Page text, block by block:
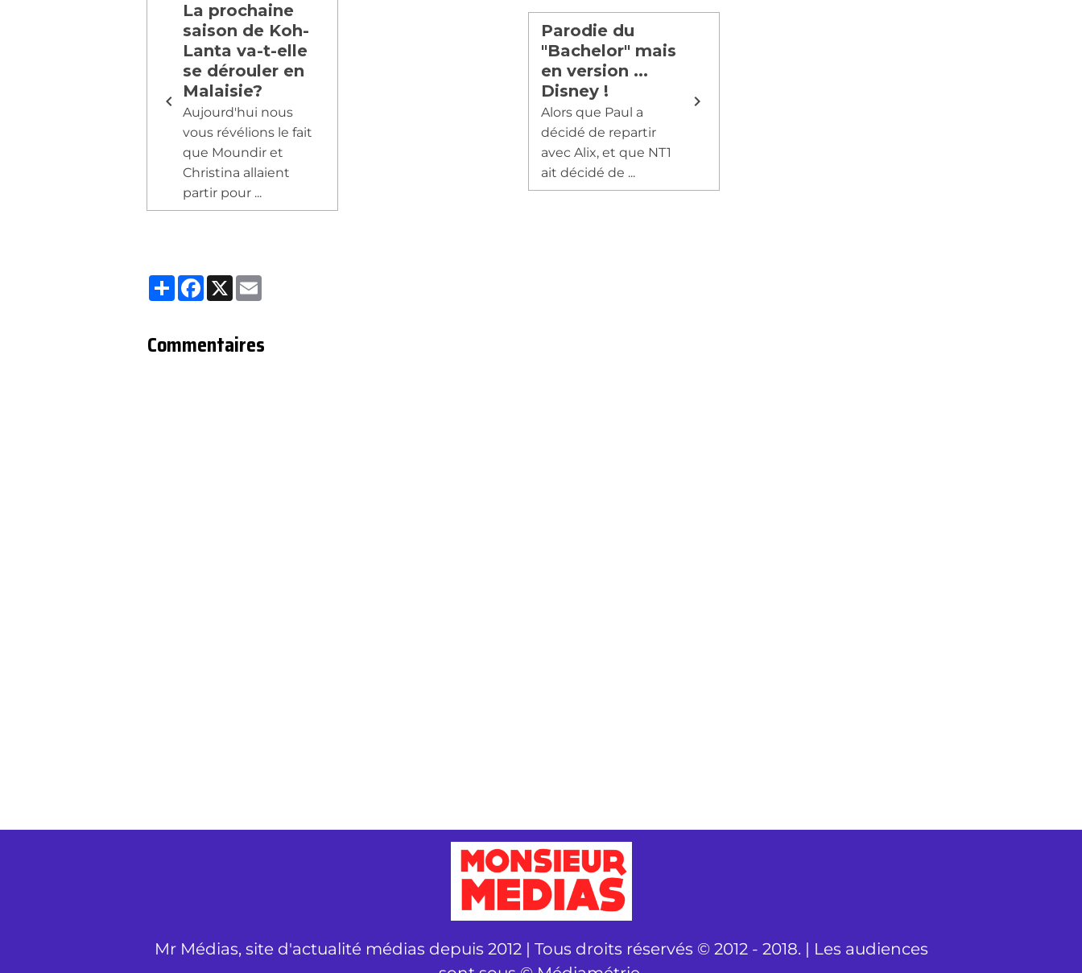
La prochaine
saison de Koh-
Lanta va-t-elle
se dérouler en
Malaisie?
Aujourd'hui nous
vous révélions le fait
que Moundir et
Christina allaient
partir pour ...
Parodie du
"Bachelor" mais
en version ...
Disney !
Alors que Paul a
décidé de repartir
avec Alix, et que NT1
ait décidé de ...
Partager
Facebook
X
Commentaires
Mr Médias, site d'actualité médias depuis 2012 | Tous droits réservés © 2012 - 2018. | Les audiences